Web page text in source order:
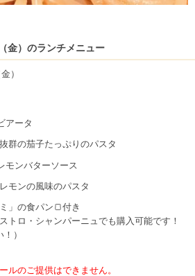
金）のランチメニュー
）
アータ
群の茄子たっぷりのパスタ
モンバターソース
モンの風味のパスタ
」の食パン🍞付き
トロ・シャンパーニュでも購入可能です！
）
ルのご提供はできません。